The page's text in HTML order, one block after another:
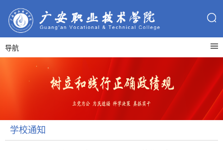
导航
学校通知